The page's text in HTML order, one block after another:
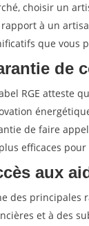
choisir un
à un
que vous
de
RGE atteste
de faire
efficaces
aux
des principales
et à des